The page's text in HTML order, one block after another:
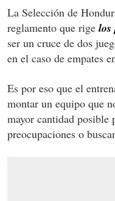
La Selección de
reglamento que rige los
ser un cruce de dos
en el caso de empates
Es por eso que el
montar un equipo que
mayor cantidad posible
preocupaciones o